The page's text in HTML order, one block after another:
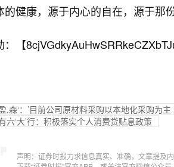
的健康，源于内心的自在，源于那
：【
.森‘：’目前公司原材料采购以本地化采购为主
六‘大’行：积极落实个人消费贷贴息政策
声明：证券时报力求信息真实、准确，文章提及